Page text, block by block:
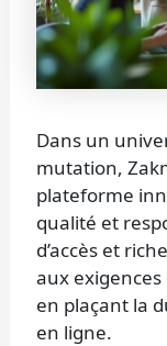
Dans un
mutation,
plateforme
qualité et
d’accès et
aux
en plaçant la
en ligne.